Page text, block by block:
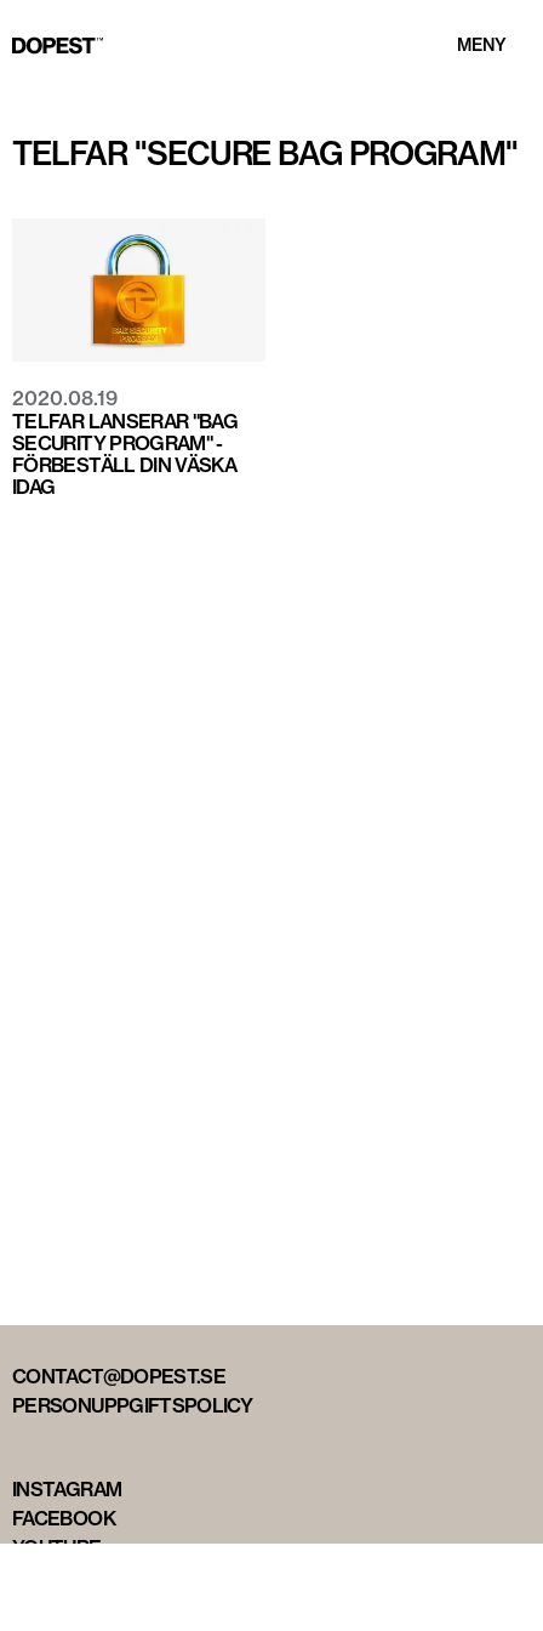
MENY
TELFAR "SECURE BAG PROGRAM"
2020.08.19
TELFAR LANSERAR "BAG
SECURITY PROGRAM" -
FÖRBESTÄLL DIN VÄSKA
IDAG
CONTACT@DOPEST.SE
PERSONUPPGIFTSPOLICY
INSTAGRAM
FACEBOOK
YOUTUBE